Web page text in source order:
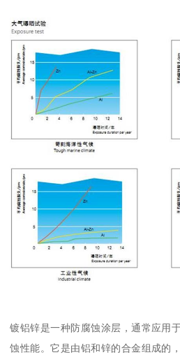
镀铝锌是一种防腐蚀涂层，通常应用
蚀性能。它是由铝和锌的合金组成的